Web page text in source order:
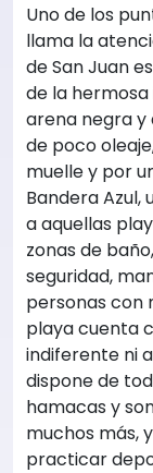
Uno de los
llama la
de San Juan
de la
arena negra y
de poco
muelle y por
Bandera Azul,
a aquellas
zonas de
seguridad,
personas con
playa cuenta
indiferente ni
dispone de
hamacas y
muchos más,
practicar